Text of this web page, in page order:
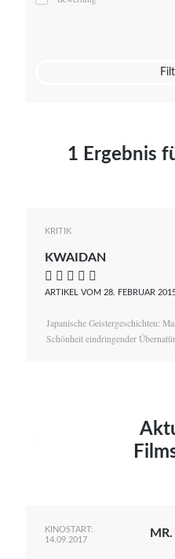
Mato von Vogelstein
1 Ergebnis
KRITIK
KWAIDAN
    
ARTIKEL VOM 28. FEBRUAR
Japanische Geistergeschichten:
Schönheit eindringender
KINOSTART:
14.09.2017